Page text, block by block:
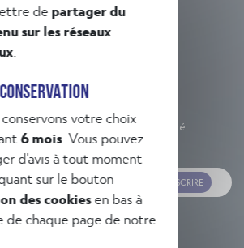
NEWSLETTER
Un concentré
!
M'INSCRIRE
de partager du
sur les réseaux
CONSERVATION
votre choix
6 mois. Vous pouvez
d'avis à tout moment
sur le bouton
des cookiesen bas à
de chaque page de notre